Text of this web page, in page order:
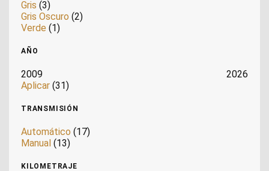
Gris (3)
Gris Oscuro (2)
Verde (1)
AÑO
2009
2026
Aplicar (31)
TRANSMISIÓN
Automático (17)
Manual (13)
KILOMETRAJE